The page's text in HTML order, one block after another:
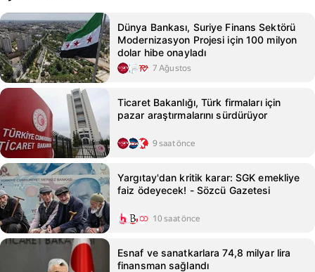
Dünya Bankası, Suriye Finans Sektörü
Modernizasyon Projesi için 100 milyon
dolar hibe onayladı
7 Ağustos
Ticaret Bakanlığı, Türk firmaları için
pazar araştırmalarını sürdürüyor
9 saat önce
Yargıtay'dan kritik karar: SGK emekliye
faiz ödeyecek! - Sözcü Gazetesi
10 saat önce
Esnaf ve sanatkarlara 74,8 milyar lira
finansman sağlandı